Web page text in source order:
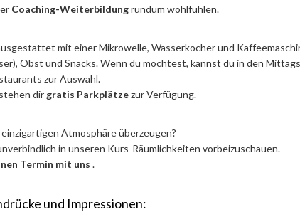
Coaching-Weiterbildungrundum wohlfühlen.
mit einer Mikrowelle, Wasserkocher und
Obst und Snacks. Wenn du möchtest, kannst du in den
zur Auswahl.
dir gratis Parkplätzezur Verfügung.
Atmosphäre überzeugen?
in unseren Kurs-Räumlichkeiten vorbeizuschauen.
Termin mit uns .
und Impressionen: